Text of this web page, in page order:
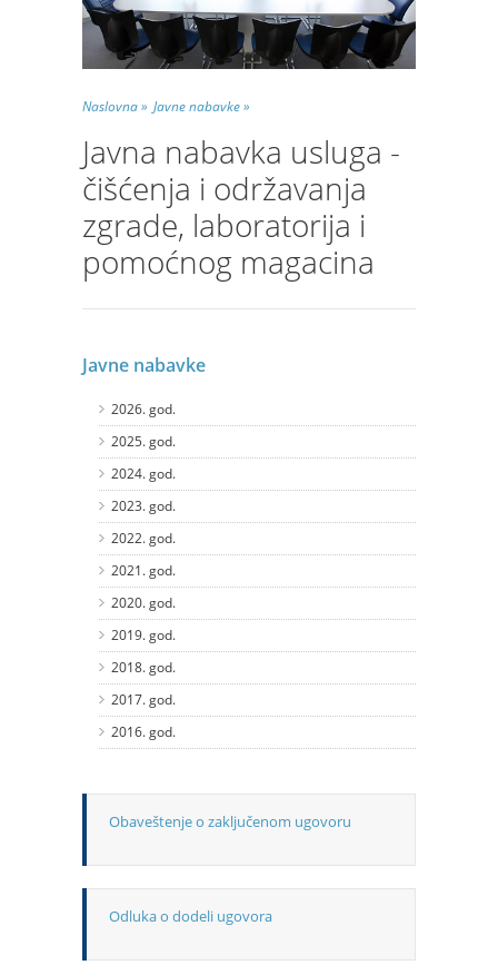
Naslovna » Javne nabavke »
Javna nabavka usluga -
čišćenja i održavanja
zgrade, laboratorija i
pomoćnog magacina
Javne nabavke
2026. god.
2025. god.
2024. god.
2023. god.
2022. god.
2021. god.
2020. god.
2019. god.
2018. god.
2017. god.
2016. god.
Obaveštenje o zaključenom ugovoru
Odluka o dodeli ugovora